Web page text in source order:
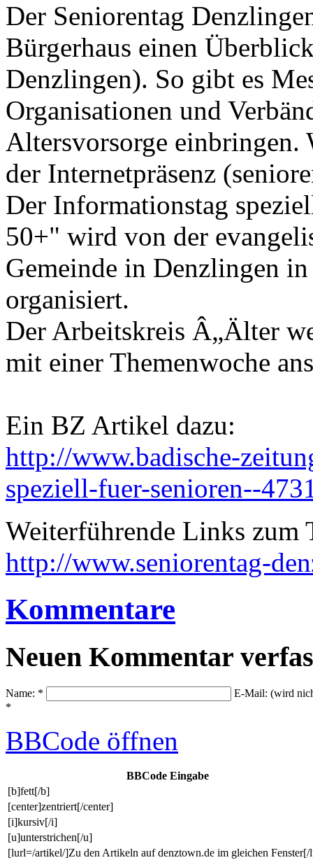
Der Seniorentag
Bürgerhaus einen
Denzlingen). So gibt es
Organisationen und
Altersvorsorge einbringen.
der Internetpräsenz
Der Informationstag
50+" wird von der
Gemeinde in Denzlingen
organisiert.
Der Arbeitskreis Â„Älter
mit einer Themenwoche
Ein BZ Artikel dazu:
http://www.badische-
speziell-fuer-senioren--
Weiterführende Links zum
http://www.seniorentag-
Kommentare
Neuen Kommentar
Name: *
E-Mail: (wird
*
BBCode öffnen
BBCode Eingabe
[b]fett[/b]
[center]zentriert[/center]
[i]kursiv[/i]
[u]unterstrichen[/u]
[lurl=/artikel/]Zu den Artikeln auf denztown.de im gleichen